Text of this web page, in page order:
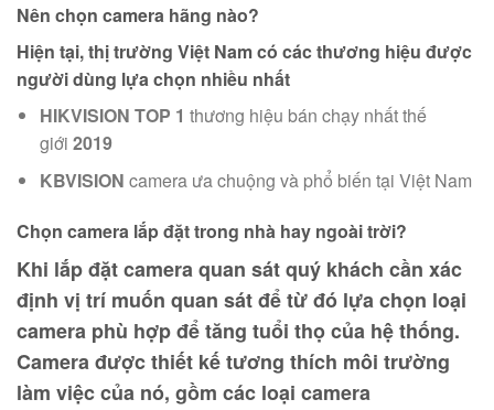
Nên chọn camera hãng nào?
Hiện tại, thị trường Việt Nam có các thương hiệu được
người dùng lựa chọn nhiều nhất
HIKVISION TOP 1 thương hiệu bán chạy nhất thế
giới 2019
KBVISION camera ưa chuộng và phổ biến tại Việt Nam
Chọn camera lắp đặt trong nhà hay ngoài trời?
Khi lắp đặt camera quan sát quý khách cần xác
định vị trí muốn quan sátđể từ đó lựa chọn loại
camera phù hợp để tăng tuổi thọ của hệ thống.
Camera được thiết kế tương thích môi trường
làm việc của nó, gồm các loại camera